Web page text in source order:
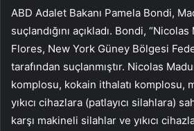
ABD Adalet Bakanı Pamela Bondi,
suçlandığını açıkladı. Bondi,
Flores, New York Güney Bölgesi
tarafından suçlanmıştır. Nicolas
komplosu, kokain ithalatı komplosu,
yıkıcı cihazlara (patlayıcı silahlara)
karşı makineli silahlar ve yıkıcı